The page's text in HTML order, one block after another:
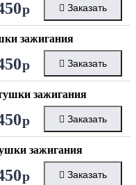
р Заказать
зажигания
р Заказать
зажигания
р Заказать
зажигания
р Заказать